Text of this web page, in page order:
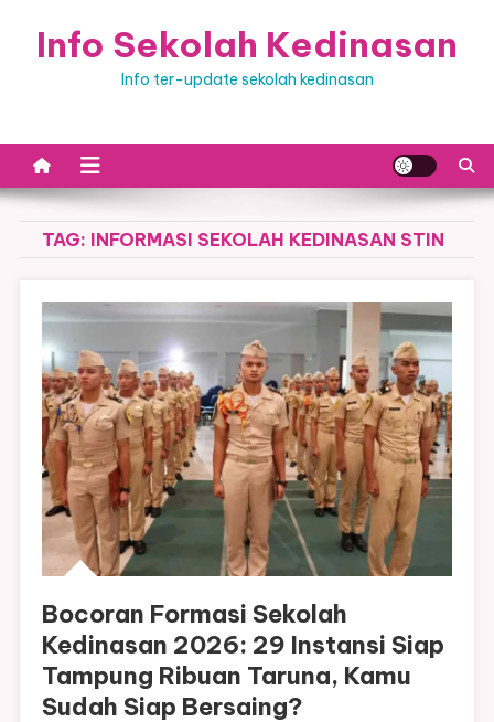
Info Sekolah Kedinasan
Info ter-update sekolah kedinasan
TAG: INFORMASI SEKOLAH KEDINASAN STIN
Bocoran Formasi Sekolah
Kedinasan 2026: 29 Instansi Siap
Tampung Ribuan Taruna, Kamu
Sudah Siap Bersaing?